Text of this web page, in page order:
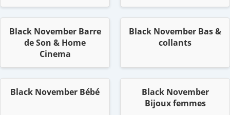
Black November Barre
de Son & Home
Cinema
Black November Bas &
collants
Black November Bébé
Black November
Bijoux femmes